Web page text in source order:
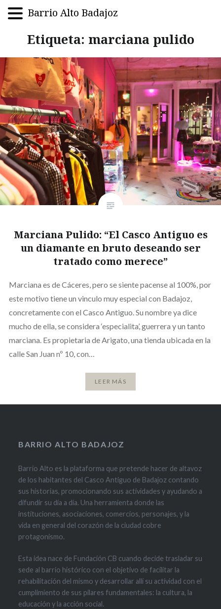
Etiqueta: marciana pulido
Marciana Pulido: “El Casco Antiguo es
un diamante en bruto deseando ser
tratado como merece”
Marciana es de Cáceres, pero se siente pacense al 100%, por
este motivo tiene un vinculo muy especial con Badajoz,
concretamente con el Casco Antiguo. Su nombre ya dice
mucho de ella, se considera ‘especialita’, guerrera y un tanto
marciana. Es propietaria de Arigato, una tienda ubicada en la
calle San Juan nº 10, con…
LEER MÁS
BARRIO ALTO BADAJOZ
Barrio Alto es la plataforma que pretende hacer de altavoz
de los habitantes del Casco Antiguo de Badajoz contando
sus historias, promocionando sus actividades y ayudando a
difundir su día a día. Una herramienta donde las
instituciones, asociaciones, comercios, personajes, y la
vida en general del corazón de la ciudad cobre
protagonismo.
Esta idea nace de Fundación CB cuando decide trasladar su
sede al barrio histórico con el objetivo de facilitar la
rehabilitación del mismo y desarrollar allí su actividad con el
cumplimiento de sus pilares fundamentales: la cultura, la
educación y la acción social.
Barrio Alto Badajoz